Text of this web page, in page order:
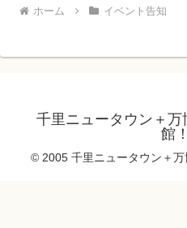
ホーム イベント告知
千里ニュータウン＋
館！
© 2005 千里ニュータウン＋